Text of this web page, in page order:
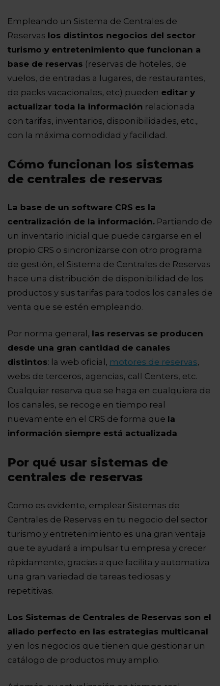
Empleando un Sistema de Centrales de
Reservas los distintos negocios del sector
turismo y entretenimiento que funcionan a
base de reservas (reservas de hoteles, de
vuelos, de entradas a lugares, de restaurantes,
de packs vacacionales, etc) pueden editar y
actualizar toda la información relacionada
con tarifas, inventarios, disponibilidades, etc.,
con la máxima comodidad y facilidad.
Cómo funcionan los sistemas
de centrales de reservas
La base de un software CRS es la
centralización de la información. Partiendo de
un inventario inicial que puede cargarse en el
propio CRS o sincronizarse con otro programa
de gestión, el Sistema de Centrales de Reservas
hace una distribución de disponibilidad de los
productos y sus tarifas para todos los canales de
venta que se estén empleando.
Por norma general, las reservas se producen
desde una gran cantidad de canales
distintos: la web oficial, motores de reservas,
webs de terceros, agencias, call Centers, etc.
Cualquier reserva que se haga en cualquiera de
los canales, se recoge en tiempo real
nuevamente en el CRS de forma que la
información siempre está actualizada.
Por qué usar sistemas de
centrales de reservas
Como es evidente, emplear Sistemas de
Centrales de Reservas en tu negocio del sector
turismo y entretenimiento es una gran ventaja
que te ayudará a impulsar tu empresa y crecer
rápidamente, gracias a que facilita y automatiza
una gran variedad de tareas tediosas y
repetitivas.
Los Sistemas de Centrales de Reservas son el
aliado perfecto en las estrategias multicanal
y en los negocios que tienen que gestionar un
catálogo de productos muy amplio.